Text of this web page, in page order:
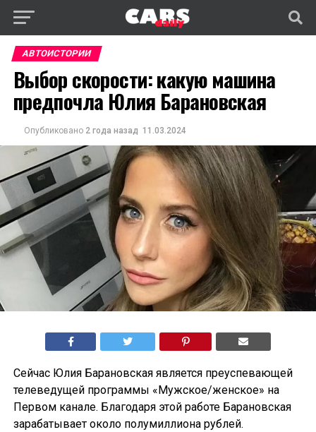
АВТОИСТОРИИ
Выбор скорости: какую машина
предпочла Юлия Барановская
Опубликовано 2 года назад 11.03.2024
Сейчас Юлия Барановская является преуспевающей
телеведущей программы «Мужское/женское» на
Первом канале. Благодаря этой работе Барановская
зарабатывает около полумиллиона рублей.